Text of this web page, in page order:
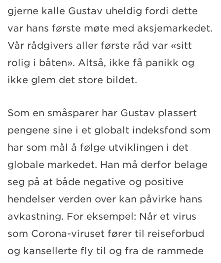
gjerne kalle Gustav uheldig fordi dette
var hans første møte med aksjemarkedet.
Vår rådgivers aller første råd var «sitt
rolig i båten». Altså, ikke få panikk og
ikke glem det store bildet.
Som en småsparer har Gustav plassert
pengene sine i et globalt indeksfond som
har som mål å følge utviklingen i det
globale markedet. Han må derfor belage
seg på at både negative og positive
hendelser verden over kan påvirke hans
avkastning. For eksempel: Når et virus
som Corona-viruset fører til reiseforbud
og kansellerte fly til og fra de rammede